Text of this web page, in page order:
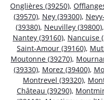
Onglières (39250),
(39570), Ney (39300),
(39380), Neuvilley (39800),
Nantey (39160), Nancuise
Saint-Amour (39160),
Moutonne (39270),
(39330), Morez (39400),
Montrevel (39320),
Château (39290),